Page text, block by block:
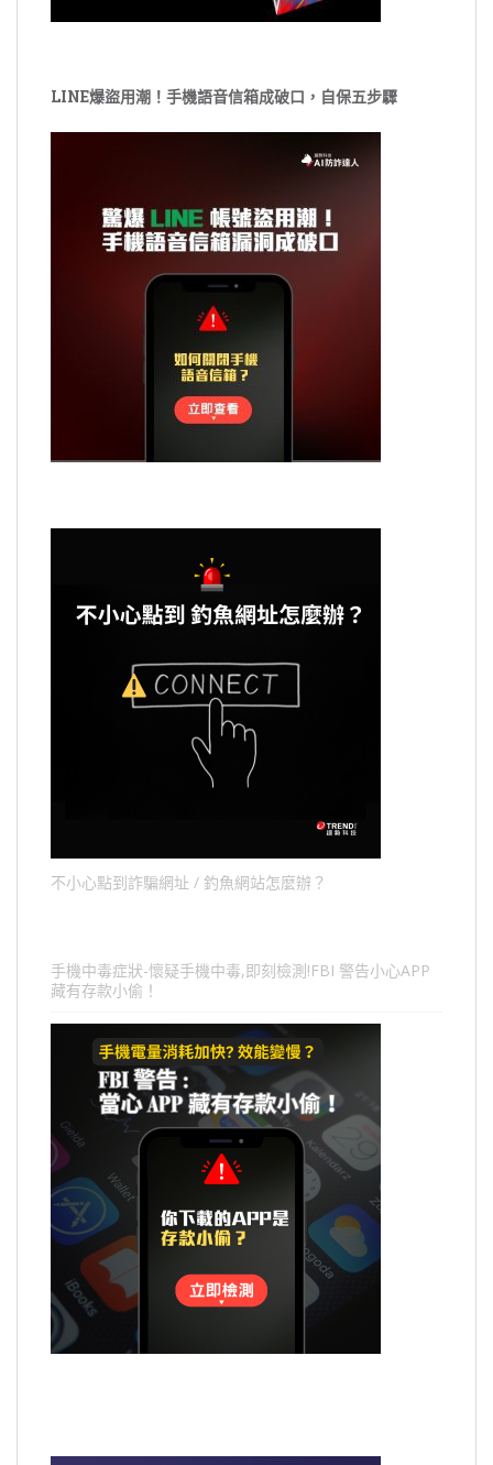
LINE爆盜用潮！手機語音信箱成破口，自保五步驟
不小心點到詐騙網址 / 釣魚網站怎麼辦？
手機中毒症狀-懷疑手機中毒,即刻檢測!FBI 警告小心APP
藏有存款小偷！